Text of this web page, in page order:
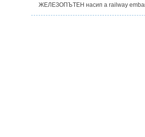
ЖЕЛЕЗОПЪТЕН насип a railway